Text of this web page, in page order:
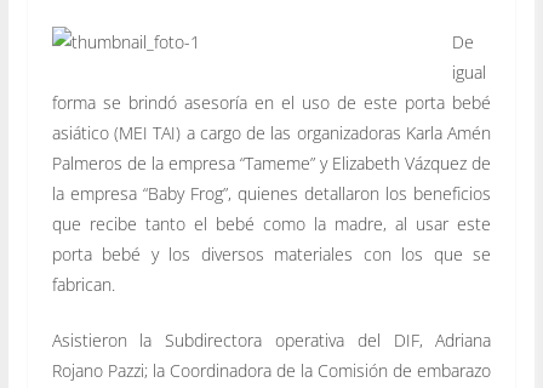
De
igual
forma se brindó asesoría en el uso de este porta bebé
asiático (MEI TAI) a cargo de las organizadoras Karla Amén
Palmeros de la empresa “Tameme” y Elizabeth Vázquez de
la empresa “Baby Frog”, quienes detallaron los beneficios
que recibe tanto el bebé como la madre, al usar este
porta bebé y los diversos materiales con los que se
fabrican.
Asistieron la Subdirectora operativa del DIF, Adriana
Rojano Pazzi; la Coordinadora de la Comisión de embarazo